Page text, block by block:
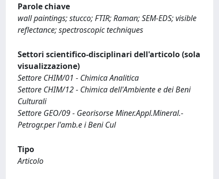
Parole chiave
wall paintings; stucco; FTIR; Raman; SEM-EDS; visible
reflectance; spectroscopic techniques
Settori scientifico-disciplinari dell'articolo (sola
visualizzazione)
Settore CHIM/01 - Chimica Analitica
Settore CHIM/12 - Chimica dell'Ambiente e dei Beni
Culturali
Settore GEO/09 - Georisorse Miner.Appl.Mineral.-
Petrogr.per l'amb.e i Beni Cul
Tipo
Articolo